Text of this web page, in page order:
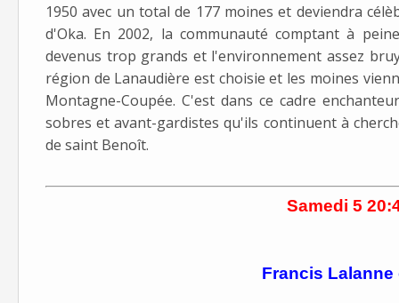
1950 avec un total de 177 moines et deviendra
d'Oka. En 2002, la communauté comptant à
devenus trop grands et l'environnement assez
région de Lanaudière est choisie et les moines
Montagne-Coupée. C'est dans ce cadre
sobres et avant-gardistes qu'ils continuent à
de saint Benoît.
Samedi 5
Francis Lalanne